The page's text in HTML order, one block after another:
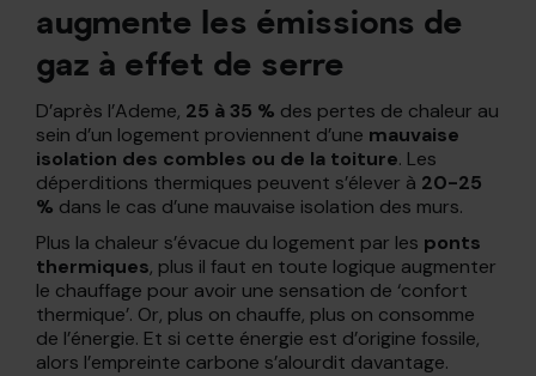
augmente les émissions de
gaz à effet de serre
D’après l’Ademe, 25 à 35 % des pertes de chaleur au
sein d’un logement proviennent d’une mauvaise
isolation des combles ou de la toiture. Les
déperditions thermiques peuvent s’élever à 20-25
% dans le cas d’une mauvaise isolation des murs.
Plus la chaleur s’évacue du logement par les ponts
thermiques, plus il faut en toute logique augmenter
le chauffage pour avoir une sensation de ‘confort
thermique’. Or, plus on chauffe, plus on consomme
de l’énergie. Et si cette énergie est d’origine fossile,
alors l’empreinte carbone s’alourdit davantage.